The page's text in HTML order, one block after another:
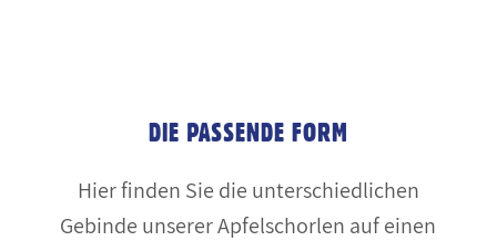
DIE PASSENDE FORM
Hier finden Sie die unterschiedlichen
Gebinde unserer Apfelschorlen auf einen